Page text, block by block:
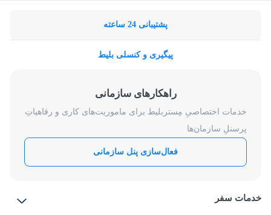
پشتیبانی 24 ساعته
پیگیری و کنسلی بلیط
راهکارهای سازمانی
خدمات اختصاصیِ مِستربلیط برای ماموریت‌های کاری و رفاهیاتِ
پرسنلِ سازمان‌ها
فعال‌سازی پنل سازمانی
خدمات سفر